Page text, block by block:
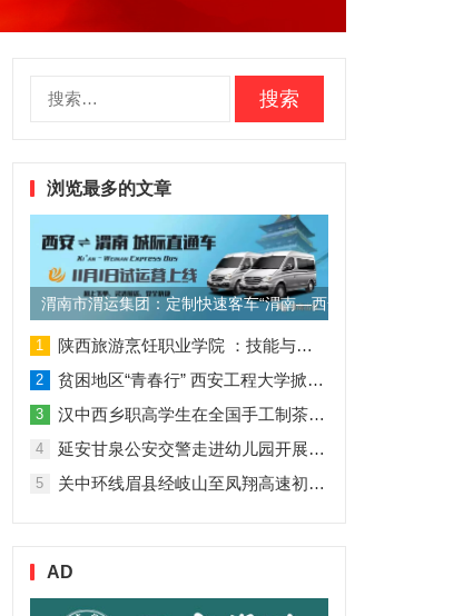
浏览最多的文章
渭南市渭运集团：定制快速客车“渭南—西安”11月1日试运营
1 陕西旅游烹饪职业学院 ：技能与理论并行 人才与企业共赢
2 贫困地区“青春行” 西安工程大学掀起“扶贫热”
3 汉中西乡职高学生在全国手工制茶大赛中创佳绩
4 延安甘泉公安交警走进幼儿园开展交通安全专题讲座活动
5 关中环线眉县经岐山至凤翔高速初步设计获批！
AD